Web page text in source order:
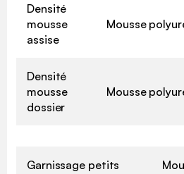
Densité
mousse
assise
Mousse
Densité
mousse
dossier
Mousse
Garnissage petits